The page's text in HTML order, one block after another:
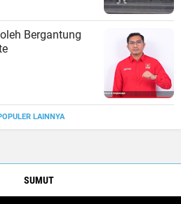
Bergantung
LAINNYA
SUMUT